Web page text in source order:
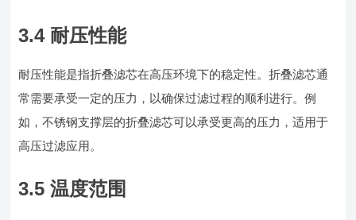
3.4 耐压性能
耐压性能是指折叠滤芯在高压环境下的稳定性。折叠滤芯通
常需要承受一定的压力，以确保过滤过程的顺利进行。例
如，不锈钢支撑层的折叠滤芯可以承受更高的压力，适用于
高压过滤应用。
3.5 温度范围